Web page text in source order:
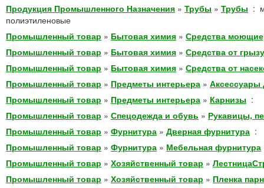
Продукция Промышленного Назначения » Трубы » Трубы :
полиэтиленовые
Промышленный товар » Бытовая химия » Средства
Промышленный товар » Бытовая химия » Средства от
Промышленный товар » Бытовая химия » Средства от
Промышленный товар » Предметы интерьера » Аксессуары
Промышленный товар » Предметы интерьера » Карнизы :
Промышленный товар » Спецодежда и обувь » Рукавицы,
Промышленный товар » Фурнитура » Дверная фурнитура :
Промышленный товар » Фурнитура » Мебельная фурнитура
Промышленный товар » Хозяйственный товар »
Промышленный товар » Хозяйственный товар » Пленка